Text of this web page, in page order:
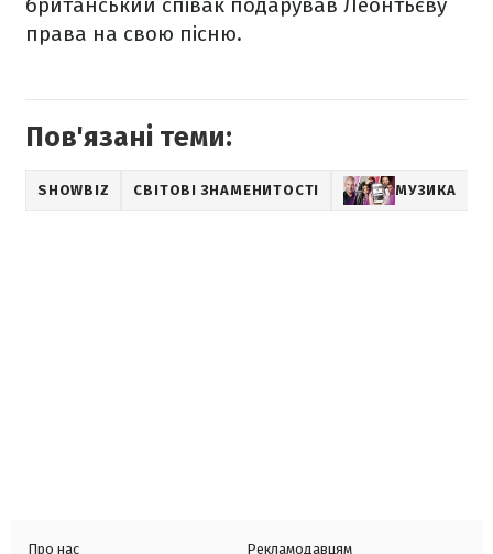
права на свою пісню.
Пов'язані теми:
SHOWBIZ СВІТОВІ ЗНАМЕНИТОСТІ МУЗИКА
Про нас Рекламодавцям